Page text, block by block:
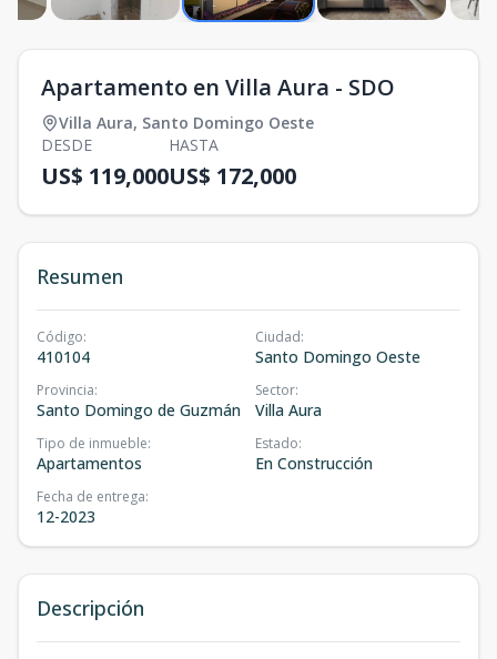
Apartamento en Villa Aura - SDO
Villa Aura, Santo Domingo Oeste
DESDE
US$ 119,000
HASTA
US$ 172,000
Resumen
Código:
410104
Ciudad:
Santo Domingo Oeste
Provincia:
Santo Domingo de Guzmán
Sector:
Villa Aura
Tipo de inmueble:
Apartamentos
Estado:
En Construcción
Fecha de entrega:
12-2023
Descripción